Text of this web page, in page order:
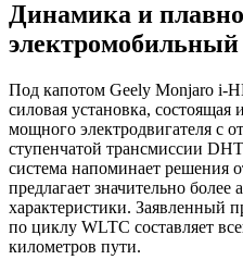
Динамика и
электромобильный
Под капотом Geely Monjaro i-
силовая установка, состоящая
мощного электродвигателя с
ступенчатой трансмиссии
система напоминает решения
предлагает значительно
характеристики. Заявленный
по циклу WLTC составляет
километров пути.